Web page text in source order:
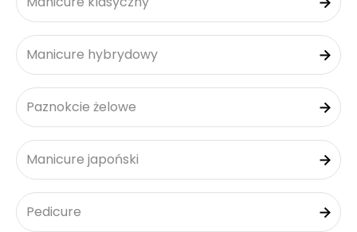
Manicure hybrydowy
Paznokcie żelowe
Manicure japoński
Pedicure